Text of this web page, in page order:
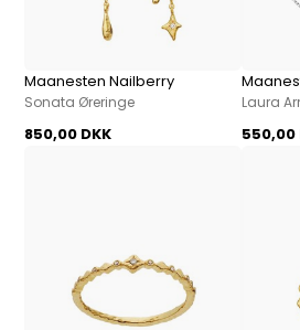
Maanesten Nailberry
Sonata Øreringe
850,00 DKK
Laura
550,00